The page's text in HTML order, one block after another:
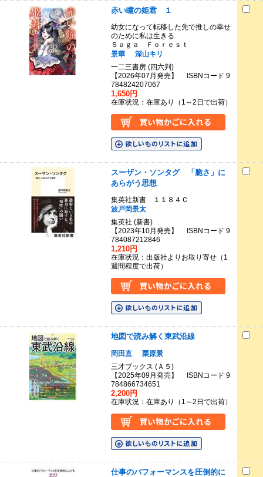
赤い瞳の姫君 １
幼女になって転移した先で推しの幸せ
のために私は生きる
Ｓａｇａ Ｆｏｒｅｓｔ
景華
深山キリ
一二三書房 (四六判)
【2026年07月発売】 ISBNコード 9
784824207067
1,650円
在庫状況：在庫あり（1～2日で出荷）
スーザン・ソンタグ 「脆さ」に
あらがう思想
集英社新書 １１８４Ｃ
波戸岡景太
集英社 (新書)
【2023年10月発売】 ISBNコード 9
784087212846
1,210円
在庫状況：出版社よりお取り寄せ（1
週間程度で出荷）
地図で読み解く東武沿線
岡田直
栗原景
三才ブックス (Ａ５)
【2025年09月発売】 ISBNコード 9
784866734651
2,200円
在庫状況：在庫あり（1～2日で出荷）
仕事のパフォーマンスを圧倒的に